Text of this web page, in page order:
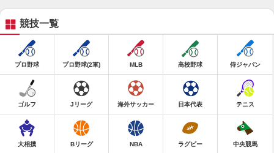
競技一覧
プロ野球 プロ野球(2軍) MLB 高校野球 侍ジャパン
ゴルフ Jリーグ 海外サッカー 日本代表 テニス
大相撲 Bリーグ NBA ラグビー 中央競馬